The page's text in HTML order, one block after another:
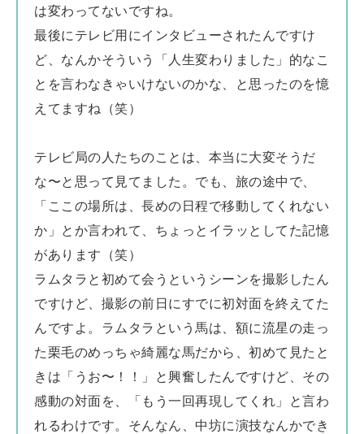
は変わってないですね。
最後にテレビ用にインタビューされたんですけ
ど、なんかそういう「人生変わりました」的なこ
とを言わなきゃいけないのかな、と思ったのを憶
えてますね（笑）
テレビ局の人たちのことは、本当に大変そうだ
な〜と思って見てました。でも、旅の途中で、
「ここの場所は、長めの日程で移動してくれない
か」とか言われて、ちょっとイラッとしてた記憶
があります（笑）
ラムタラと初めて会うというシーンを撮影したん
ですけど、撮影の前日にすでに初対面を終えてた
んですよ。ラムタラという馬は、額に流星の走っ
た栗毛のめっちゃ綺麗な馬だから、初めて見たと
きは「うお〜！！」と興奮したんですけど、その
感動の対面を、「もう一回再現してくれ」と言わ
れるわけです。そんなん、中坊に演技なんかでき